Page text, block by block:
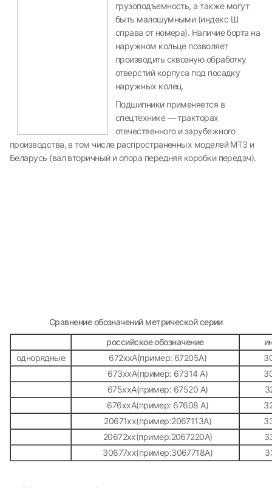
грузоподъемность, а также могут
быть малошумными (индекс Ш
справа от номера). Наличие борта на
наружном кольце позволяет
производить сквозную обработку
отверстий корпуса под посадку
наружных колец.
Подшипники применяется в
спецтехнике — тракторах
отечественного и зарубежного
производства, в том числе распространенных моделей МТЗ и
Беларусь (вал вторичный и опора передняя коробки передач).
Сравнение обозначений метрической серии
российское обозначение
однорядные
672ххA(пример: 67205A)
673ххA(пример: 67314 A)
675ххA(пример: 67520 A)
676ххA(пример: 67608 A)
20671хх(пример:2067113A)
20672хх(пример:2067220A)
30677хх(пример:3067718A)